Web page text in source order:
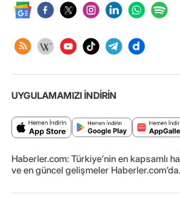
UYGULAMAMIZI İNDİRİN
Haberler.com: Türkiye’nin en kapsamlı
ve en güncel gelişmeler Haberler.com’da.